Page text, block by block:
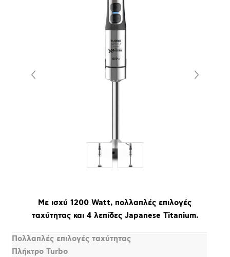
Με ισχύ 1200 Watt, πολλαπλές επιλογές
ταχύτητας και 4 λεπίδες Japanese Titanium.
Πολλαπλές επιλογές ταχύτητας
Πλήκτρο Turbo